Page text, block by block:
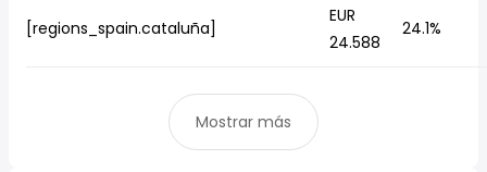
[regions_spain.cataluña]
EUR
24.588
24.1%
Mostrar más